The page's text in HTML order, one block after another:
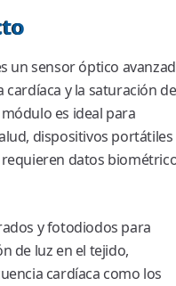
un sensor óptico
y la saturación de
es ideal para
dispositivos portátiles
datos
y fotodiodos para
de luz en el tejido,
cardíaca como los